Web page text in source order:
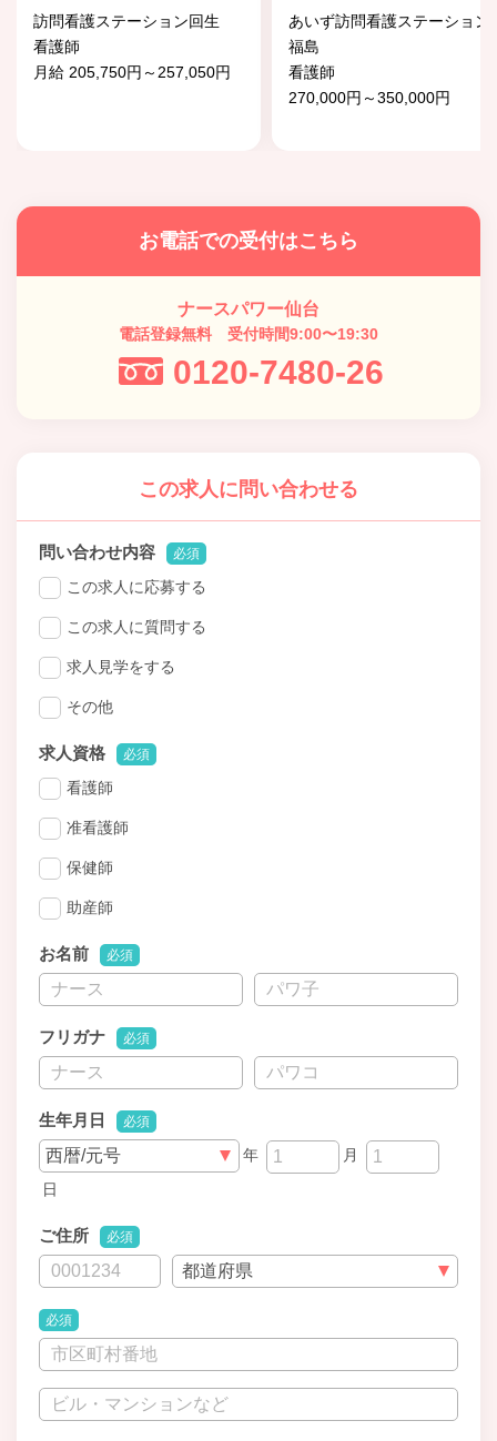
訪問看護ステーション回生
看護師
月給 205,750円～257,050円
あいず訪問看護ステーション
福島
看護師
270,000円～350,000円
お電話での受付はこちら
ナースパワー仙台
電話登録無料 受付時間9:00〜19:30
0120-7480-26
この求人に問い合わせる
問い合わせ内容 必須
この求人に応募する
この求人に質問する
求人見学をする
その他
求人資格 必須
看護師
准看護師
保健師
助産師
お名前 必須
フリガナ 必須
生年月日 必須
年
月
日
ご住所 必須
必須